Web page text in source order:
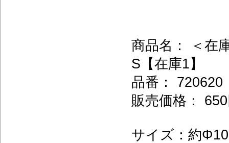
商品名： ＜在
S【在庫1】
品番： 720620
販売価格：
サイズ：約